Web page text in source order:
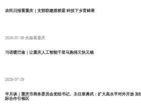
农民日报看重庆｜支部联建搭桥梁 科技下乡育鲜果
2026-07-30 央媒看重庆
习语暖巴渝｜让重庆人工智能千里马跑得又快又稳
2026-07-29
半月谈｜重庆市商务委员会党组书记、主任章勇武：扩大高水平对外开放 加
际合作引领区